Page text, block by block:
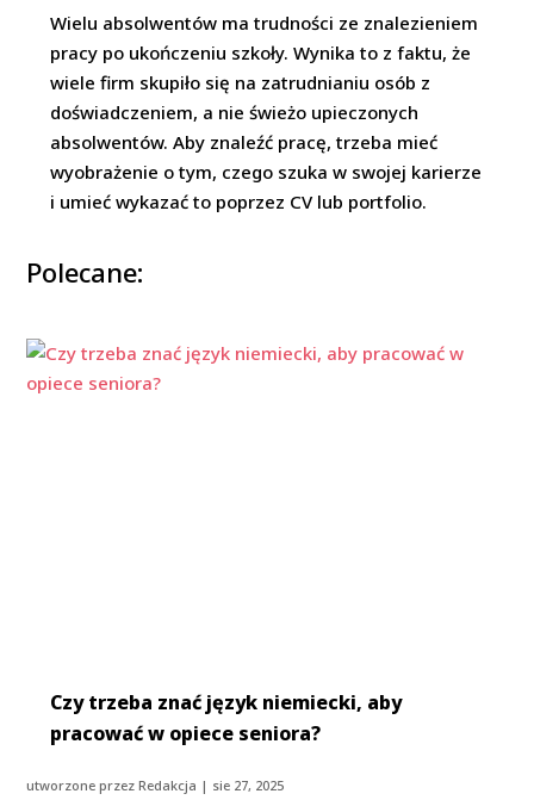
Wielu absolwentów ma trudności ze znalezieniem
pracy po ukończeniu szkoły. Wynika to z faktu, że
wiele firm skupiło się na zatrudnianiu osób z
doświadczeniem, a nie świeżo upieczonych
absolwentów. Aby znaleźć pracę, trzeba mieć
wyobrażenie o tym, czego szuka w swojej karierze
i umieć wykazać to poprzez CV lub portfolio.
Polecane:
Czy trzeba znać język niemiecki, aby
pracować w opiece seniora?
utworzone przezRedakcja | sie 27, 2025